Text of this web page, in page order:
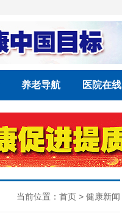
养老导航 医院在线
当前位置： 首页 > 健康新闻